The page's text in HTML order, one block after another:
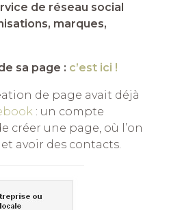
de réseau social
marques,
sa page : c’est ici !
de page avait déjà
: un compte
créer une page, où l’on
avoir des contacts.